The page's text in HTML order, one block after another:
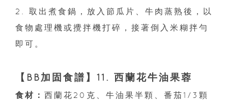
2. 取出煮食鍋，放入節瓜片、牛肉蒸熟後，以
食物處理機或攪拌機打碎，接著倒入米糊拌勻
即可。
【BB加固食譜】11. 西蘭花牛油果蓉
食材： 西蘭花20克、牛油果半顆、番茄1/3顆